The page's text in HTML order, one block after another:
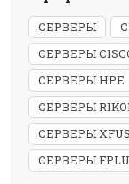
СЕРВЕРЫ
СЕРВЕРЫ
СЕРВЕРЫ HPE
СЕРВЕРЫ
СЕРВЕРЫ
СЕРВЕРЫ